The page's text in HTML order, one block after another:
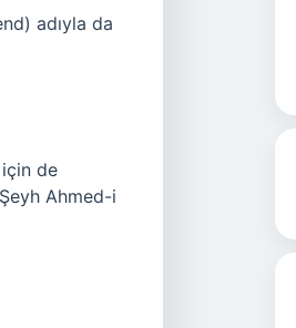
de
Ahmed-i